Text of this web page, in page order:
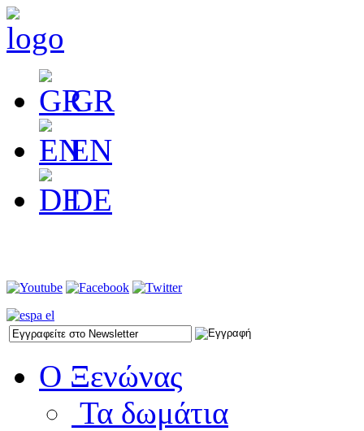
GR
EN
DE
Ο Ξενώνας
Τα δωμάτια